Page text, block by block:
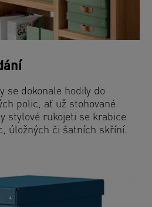
se dokonale hodily do
polic, ať už stohované
stylové rukojeti se krabice
úložných či šatních skříní.